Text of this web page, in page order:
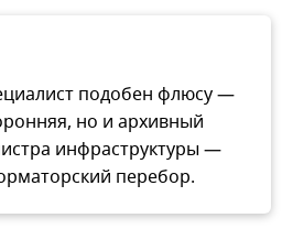
подобен флюсу —
но и архивный
инфраструктуры —
перебор.